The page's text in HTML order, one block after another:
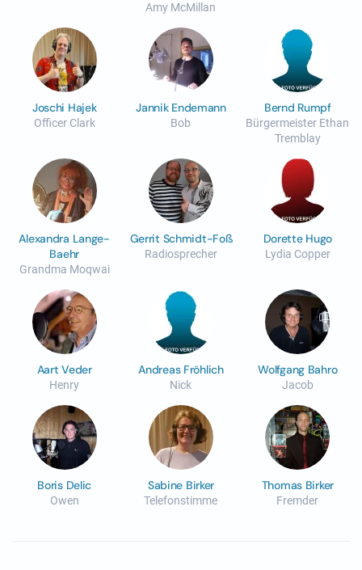
Amy McMillan
Joschi Hajek
Officer Clark
Jannik Endemann
Bob
Bernd Rumpf
Bürgermeister Ethan
Tremblay
Alexandra Lange-
Baehr
Grandma Moqwai
Gerrit Schmidt-Foß
Radiosprecher
Dorette Hugo
Lydia Copper
Aart Veder
Henry
Andreas Fröhlich
Nick
Wolfgang Bahro
Jacob
Boris Delic
Owen
Sabine Birker
Telefonstimme
Thomas Birker
Fremder